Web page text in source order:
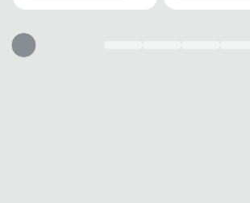
Confortável
MATERIAL
Tecido